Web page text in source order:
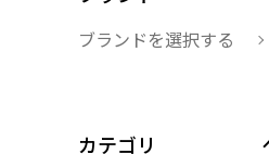
ブランドを選択する
カテゴリ